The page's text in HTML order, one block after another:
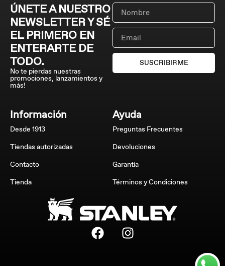
ÚNETE A NUESTRO
NEWSLETTER Y SÉ
EL PRIMERO EN
ENTERARTE DE
TODO.
No te pierdas nuestras
promociones, lanzamientos y
más!
SUSCRIBIRME
Información
Desde 1913
Tiendas autorizadas
Contacto
Tienda
Ayuda
Preguntas Frecuentes
Devoluciones
Garantía
Términos y Condiciones